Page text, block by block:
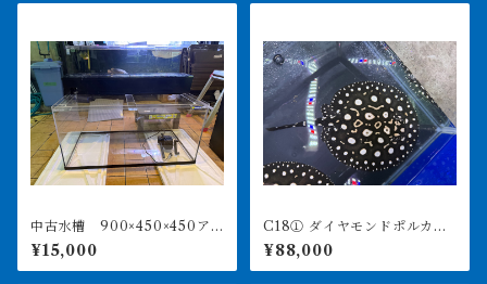
中古水槽 900×450×450ア
クリル水槽 上部濾過セット
¥15,000
C18① ダイヤモンドポルカ
アルビノヘテロ 体盤16㎝前
後 ♀
¥88,000